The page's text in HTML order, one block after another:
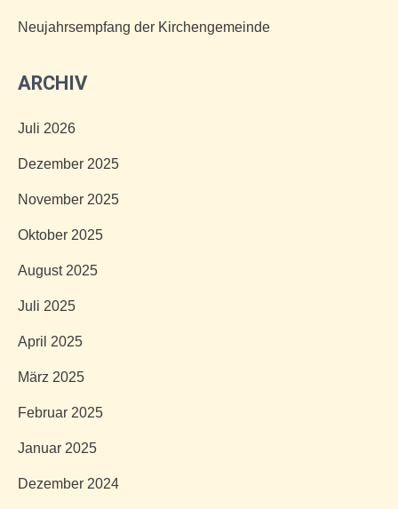
Neujahrsempfang der Kirchengemeinde
ARCHIV
Juli 2026
Dezember 2025
November 2025
Oktober 2025
August 2025
Juli 2025
April 2025
März 2025
Februar 2025
Januar 2025
Dezember 2024